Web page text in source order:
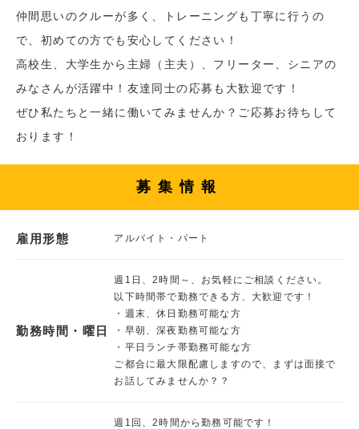
仲間思いのクルーが多く、トレーニングも丁寧に行うの
で、初めての方でも安心してください！
高校生、大学生から主婦（主夫）、フリーター、シニアの
みなさんが活躍中！友達同士の応募も大歓迎です！
ぜひ私たちと一緒に働いてみませんか？ご応募お待ちして
おります！
募集情報
雇用形態 アルバイト・パート
勤務時間・曜日
週1日、2時間～、お気軽にご相談ください。
以下時間帯で勤務できる方、大歓迎です！
・週末、休日勤務可能な方
・早朝、深夜勤務可能な方
・平日ランチ帯勤務可能な方
ご都合に最大限配慮しますので、まずは面接で
お話してみませんか？？
週1回、2時間から勤務可能です！